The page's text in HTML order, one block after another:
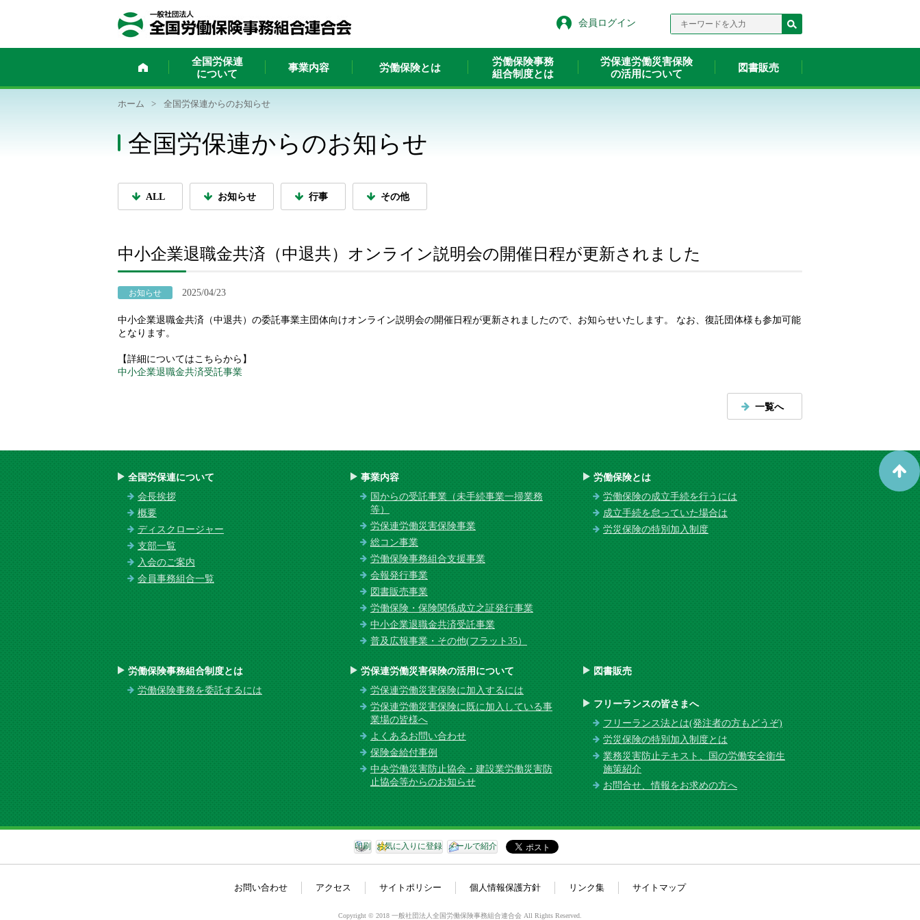
会員ログイン キーワードを入力
ホーム
全国労保連
について
事業内容 労働保険とは
労働保険事務
組合制度とは
労保連労働災害保険
の活用について
図書販売
ホーム > 全国労保連からのお知らせ
全国労保連からのお知らせ
ALL お知らせ 行事 その他
中小企業退職金共済（中退共）オンライン説明会の開催日程が更新されました
お知らせ 2025/04/23
中小企業退職金共済（中退共）の委託事業主団体向けオンライン説明会の開催日程が更新されましたので、お知らせいたします。 なお、復託団体様も参加可能
となります。
【詳細についてはこちらから】
中小企業退職金共済受託事業
一覧へ
全国労保連について
会長挨拶
概要
ディスクロージャー
支部一覧
入会のご案内
会員事務組合一覧
事業内容
国からの受託事業（未手続事業一掃業務
等）
労保連労働災害保険事業
総コン事業
労働保険事務組合支援事業
会報発行事業
図書販売事業
労働保険・保険関係成立之証発行事業
中小企業退職金共済受託事業
普及広報事業・その他(フラット35）
労働保険とは
労働保険の成立手続を行うには
成立手続を怠っていた場合は
労災保険の特別加入制度
労働保険事務組合制度とは
労働保険事務を委託するには
労保連労働災害保険の活用について
労保連労働災害保険に加入するには
労保連労働災害保険に既に加入している事
業場の皆様へ
よくあるお問い合わせ
保険金給付事例
中央労働災害防止協会・建設業労働災害防
止協会等からのお知らせ
図書販売
フリーランスの皆さまへ
フリーランス法とは(発注者の方もどうぞ)
労災保険の特別加入制度とは
業務災害防止テキスト、国の労働安全衛生
施策紹介
お問合せ、情報をお求めの方へ
印刷 お気に入りに登録 メールで紹介
お問い合わせ アクセス サイトポリシー 個人情報保護方針 リンク集 サイトマップ
Copyright © 2018 一般社団法人全国労働保険事務組合連合会 All Rights Reserved.